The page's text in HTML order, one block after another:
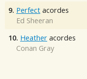
9. Perfect acordes
Ed Sheeran
10. Heather acordes
Conan Gray